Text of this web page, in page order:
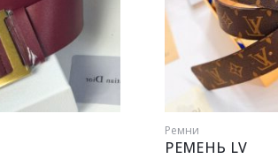
Ремни
РЕМЕНЬ LV